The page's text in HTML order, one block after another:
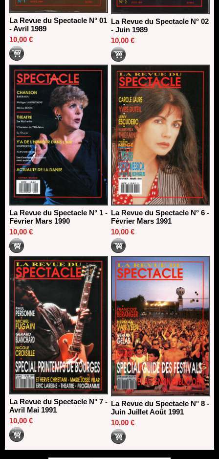
La Revue du Spectacle N° 01
- Avril 1989
10,00 €
La Revue du Spectacle N° 02
- Juin 1989
10,00 €
La Revue du Spectacle N° 1 -
Février Mars 1990
10,00 €
La Revue du Spectacle N° 6 -
Février Mars 1991
10,00 €
La Revue du Spectacle N° 7 -
Avril Mai 1991
10,00 €
La Revue du Spectacle N° 8 -
Juin Juillet Août 1991
10,00 €